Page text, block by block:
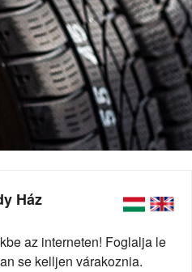
Ház
az interneten! Foglalja le
se kelljen várakoznia.